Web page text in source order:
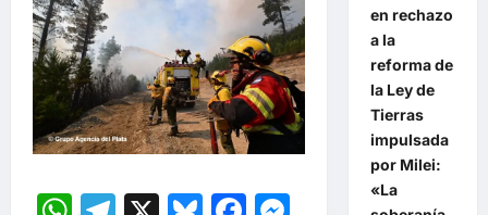
en rechazo
a la
reforma de
la Ley de
Tierras
impulsada
por Milei:
«La